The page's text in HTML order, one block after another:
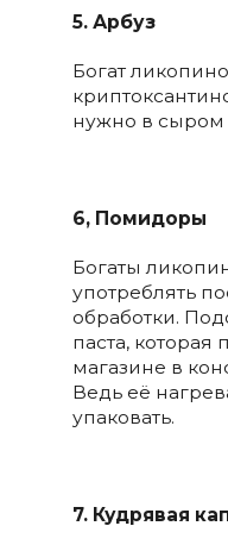
5. Арбуз
Богат
нужно в сыром
6, Помидоры
Богаты
употреблять
обработки.
паста,
магазине в
Ведь её
упаковать.
7. Кудрявая